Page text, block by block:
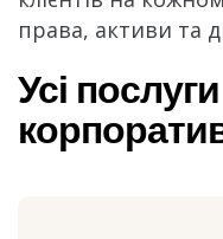
права, активи та
Усі